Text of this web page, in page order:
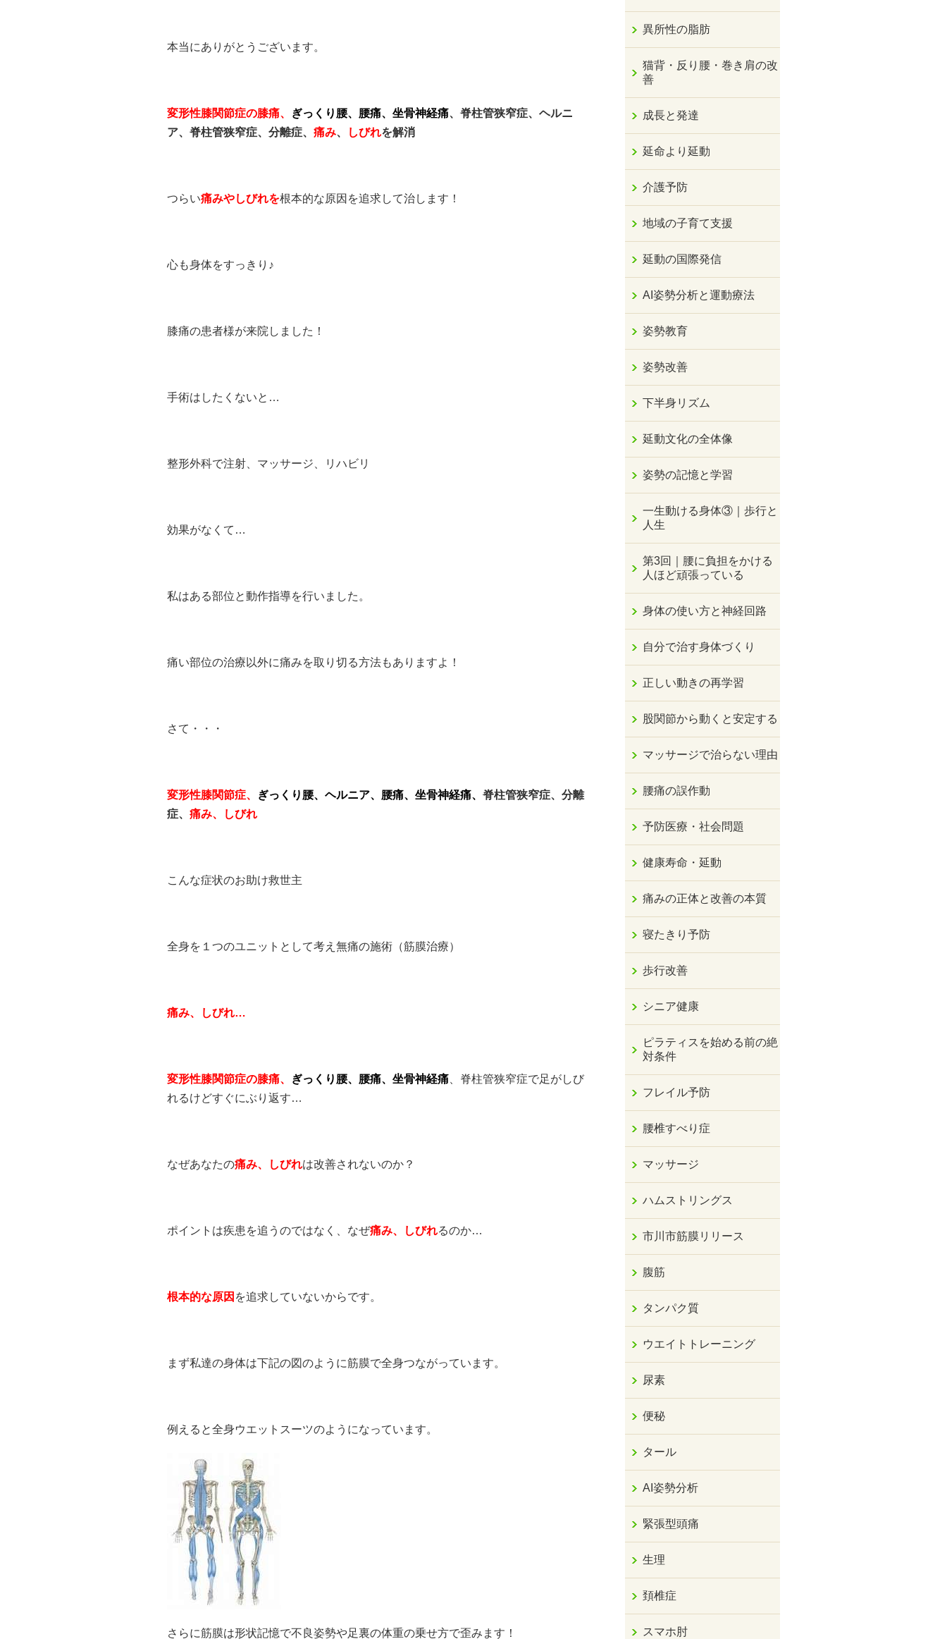
本当にありがとうございます。
変形性膝関節症の膝痛、 ぎっくり腰、腰痛、 坐骨神経痛、脊柱管狭窄症、ヘルニ
ア、脊柱管狭窄症、分離症、 痛み、 しびれを解消
つらい痛みやしびれを根本的な原因を追求して治します！
心も身体をすっきり♪
膝痛の患者様が来院しました！
手術はしたくないと…
整形外科で注射、マッサージ、リハビリ
効果がなくて…
私はある部位と動作指導を行いました。
痛い部位の治療以外に痛みを取り切る方法もありますよ！
さて・・・
変形性膝関節症、 ぎっくり腰、ヘルニア、腰痛、坐骨神経痛、脊柱管狭窄症、分離
症、 痛み、しびれ
こんな症状のお助け救世主
全身を１つのユニットとして考え無痛の施術（筋膜治療）
痛み、しびれ…
変形性膝関節症の膝痛、 ぎっくり腰、腰痛、坐骨神経痛 、脊柱管狭窄症で足がしび
れるけどすぐにぶり返す…
なぜあなたの痛み、 しびれは改善されないのか？
ポイントは疾患を追うのではなく、なぜ痛み、 しびれるのか…
根本的な原因 を追求していないからです。
まず私達の身体は下記の図のように筋膜で全身つながっています。
例えると全身ウエットスーツのようになっています。
さらに筋膜は形状記憶で不良姿勢や足裏の体重の乗せ方で歪みます！
異所性の脂肪
猫背・反り腰・巻き肩の改
善
成長と発達
延命より延動
介護予防
地域の子育て支援
延動の国際発信
AI姿勢分析と運動療法
姿勢教育
姿勢改善
下半身リズム
延動文化の全体像
姿勢の記憶と学習
一生動ける身体③｜歩行と
人生
第3回｜腰に負担をかける
人ほど頑張っている
身体の使い方と神経回路
自分で治す身体づくり
正しい動きの再学習
股関節から動くと安定する
マッサージで治らない理由
腰痛の誤作動
予防医療・社会問題
健康寿命・延動
痛みの正体と改善の本質
寝たきり予防
歩行改善
シニア健康
ピラティスを始める前の絶
対条件
フレイル予防
腰椎すべり症
マッサージ
ハムストリングス
市川市筋膜リリース
腹筋
タンパク質
ウエイトトレーニング
尿素
便秘
タール
AI姿勢分析
緊張型頭痛
生理
頚椎症
スマホ肘